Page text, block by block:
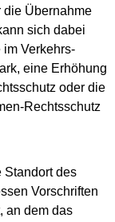
die Übernahme
sich dabei
Verkehrs-
eine Erhöhung
oder die
Rechtsschutz
Standort des
Vorschriften
an dem das